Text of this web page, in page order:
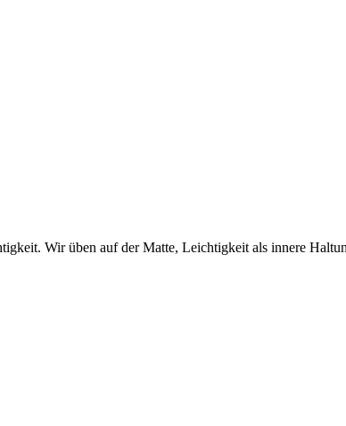
Wir üben auf der Matte, Leichtigkeit als innere